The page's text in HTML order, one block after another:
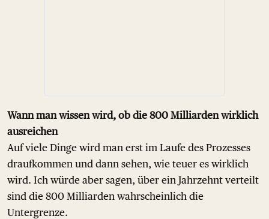
Wann man wissen wird, ob die 800 Milliarden wirklich
ausreichen
Auf viele Dinge wird man erst im Laufe des Prozesses
draufkommen und dann sehen, wie teuer es wirklich
wird. Ich würde aber sagen, über ein Jahrzehnt verteilt
sind die 800 Milliarden wahrscheinlich die
Untergrenze.